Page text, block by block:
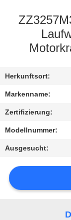
MIT
UNS
BITTE
UM
ANGEBOT
Herkunftsort:
Markenname:
Zertifizierung:
Modellnummer:
Ausgesucht: